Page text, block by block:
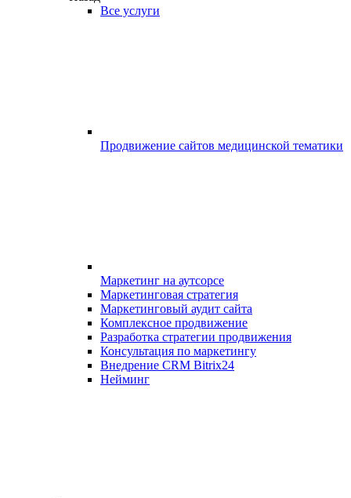
Все услуги
Продвижение сайтов медицинской тематики
Маркетинг на аутсорсе
Маркетинговая стратегия
Маркетинговый аудит сайта
Комплексное продвижение
Разработка стратегии продвижения
Консультация по маркетингу
Внедрение CRM Bitrix24
Нейминг